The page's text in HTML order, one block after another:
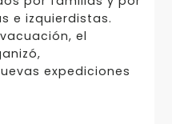
e izquierdistas.
el
expediciones